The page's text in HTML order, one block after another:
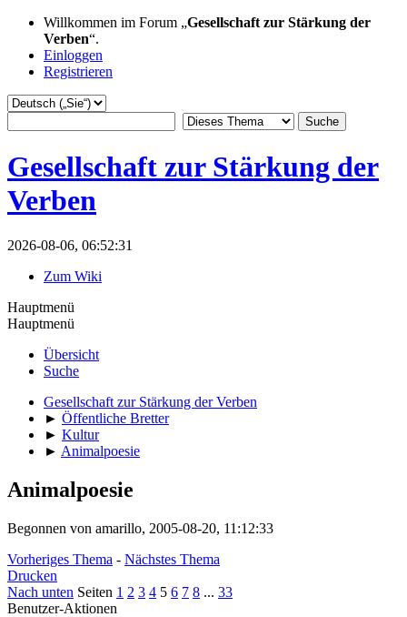
Willkommen im Forum „Gesellschaft zur Stärkung der
Verben“.
Einloggen
Registrieren
Gesellschaft zur Stärkung der
Verben
2026-08-06, 06:52:31
Zum Wiki
Hauptmenü
Hauptmenü
Übersicht
Suche
Gesellschaft zur Stärkung der Verben
► Öffentliche Bretter
► Kultur
► Animalpoesie
Animalpoesie
Begonnen von amarillo, 2005-08-20, 11:12:33
Vorheriges Thema - Nächstes Thema
Drucken
Nach unten Seiten 1 2 3 4 5 6 7 8 ... 33
Benutzer-Aktionen